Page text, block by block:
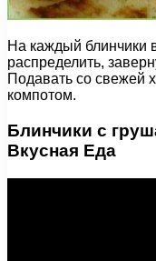
На каждый блинчики
распределить,
Подавать со свежей
компотом.
Блинчики с
Вкусная Еда